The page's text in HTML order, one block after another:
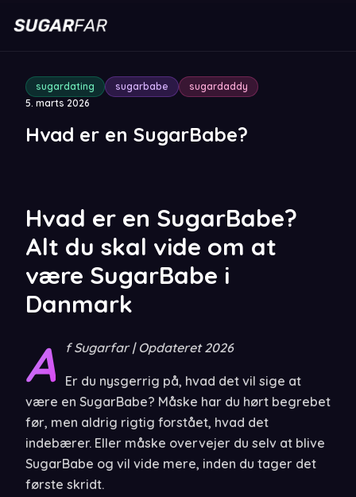
sugardating sugarbabe
sugardaddy
5. marts 2026
Hvad er en SugarBabe?
Hvad er en SugarBabe?
Alt du skal vide om at
være SugarBabe i
Danmark
A f Sugarfar | Opdateret 2026
Er du nysgerrig på, hvad det vil sige at
være en SugarBabe? Måske har du hørt begrebet
før, men aldrig rigtig forstået, hvad det
indebærer. Eller måske overvejer du selv at blive
SugarBabe og vil vide mere, inden du tager det
første skridt.